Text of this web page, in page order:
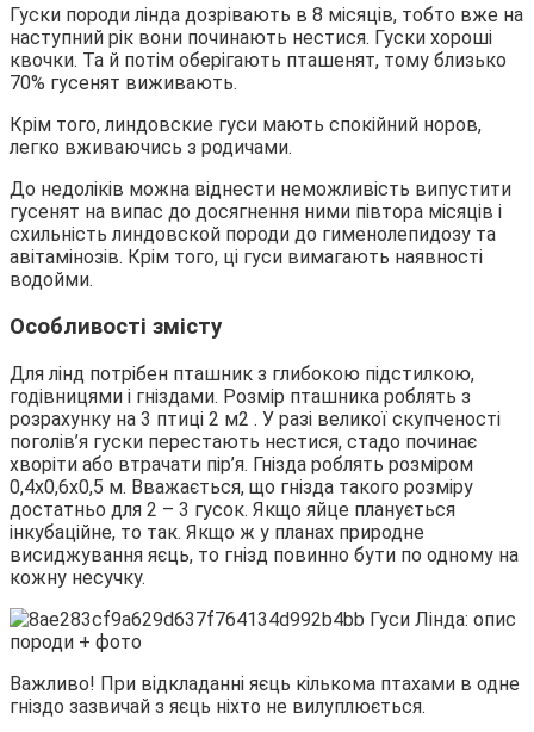
Гуски породи лінда дозрівають в 8 місяців, тобто вже на
наступний рік вони починають нестися. Гуски хороші
квочки. Та й потім оберігають пташенят, тому близько
70% гусенят виживають.
Крім того, линдовские гуси мають спокійний норов,
легко вживаючись з родичами.
До недоліків можна віднести неможливість випустити
гусенят на випас до досягнення ними півтора місяців і
схильність линдовской породи до гименолепидозу та
авітамінозів. Крім того, ці гуси вимагають наявності
водойми.
Особливості змісту
Для лінд потрібен пташник з глибокою підстилкою,
годівницями і гніздами. Розмір пташника роблять з
розрахунку на 3 птиці 2 м2 . У разі великої скупченості
поголів’я гуски перестають нестися, стадо починає
хворіти або втрачати пір’я. Гнізда роблять розміром
0,4х0,6х0,5 м. Вважається, що гнізда такого розміру
достатньо для 2 – 3 гусок. Якщо яйце планується
інкубаційне, то так. Якщо ж у планах природне
висиджування яєць, то гнізд повинно бути по одному на
кожну несучку.
Важливо! При відкладанні яєць кількома птахами в одне
гніздо зазвичай з яєць ніхто не вилуплюється.